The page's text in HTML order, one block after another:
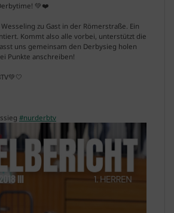
💚❤️
zu Gast in der Römerstraße. Ein
Kommt also alle vorbei, unterstützt die
uns gemeinsam den Derbysieg holen
Punkte anschreiben!
#nurderbtv